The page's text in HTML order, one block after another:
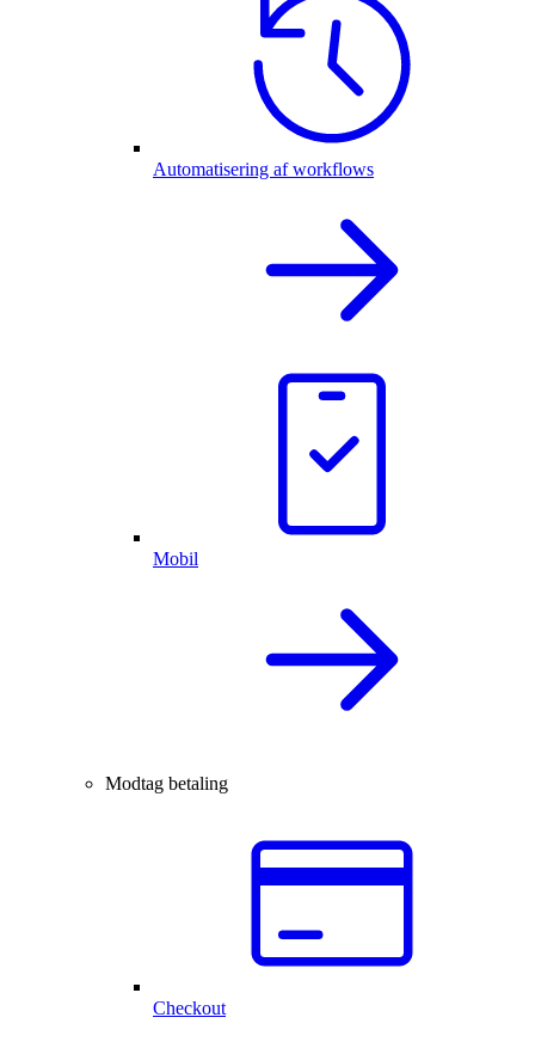
Automatisering af workflows
Mobil
Modtag betaling
Checkout